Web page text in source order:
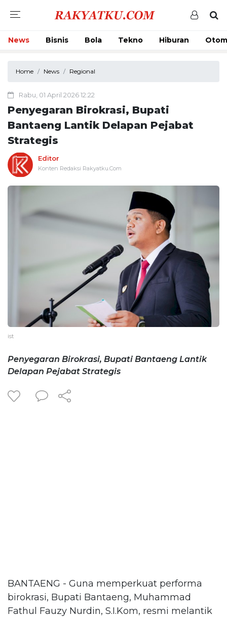
News Bisnis Bola Tekno Hiburan
Home News Regional
Rabu, 01 April 2026 12:22
Penyegaran Birokrasi, Bupati
Bantaeng Lantik Delapan Pejabat
Strategis
Editor
Konten Redaksi Rakyatku.Com
ist
Penyegaran Birokrasi, Bupati Bantaeng Lantik
Delapan Pejabat Strategis
BANTAENG - Guna memperkuat performa
birokrasi, Bupati Bantaeng, Muhammad
Fathul Fauzy Nurdin, S.I.Kom, resmi melantik